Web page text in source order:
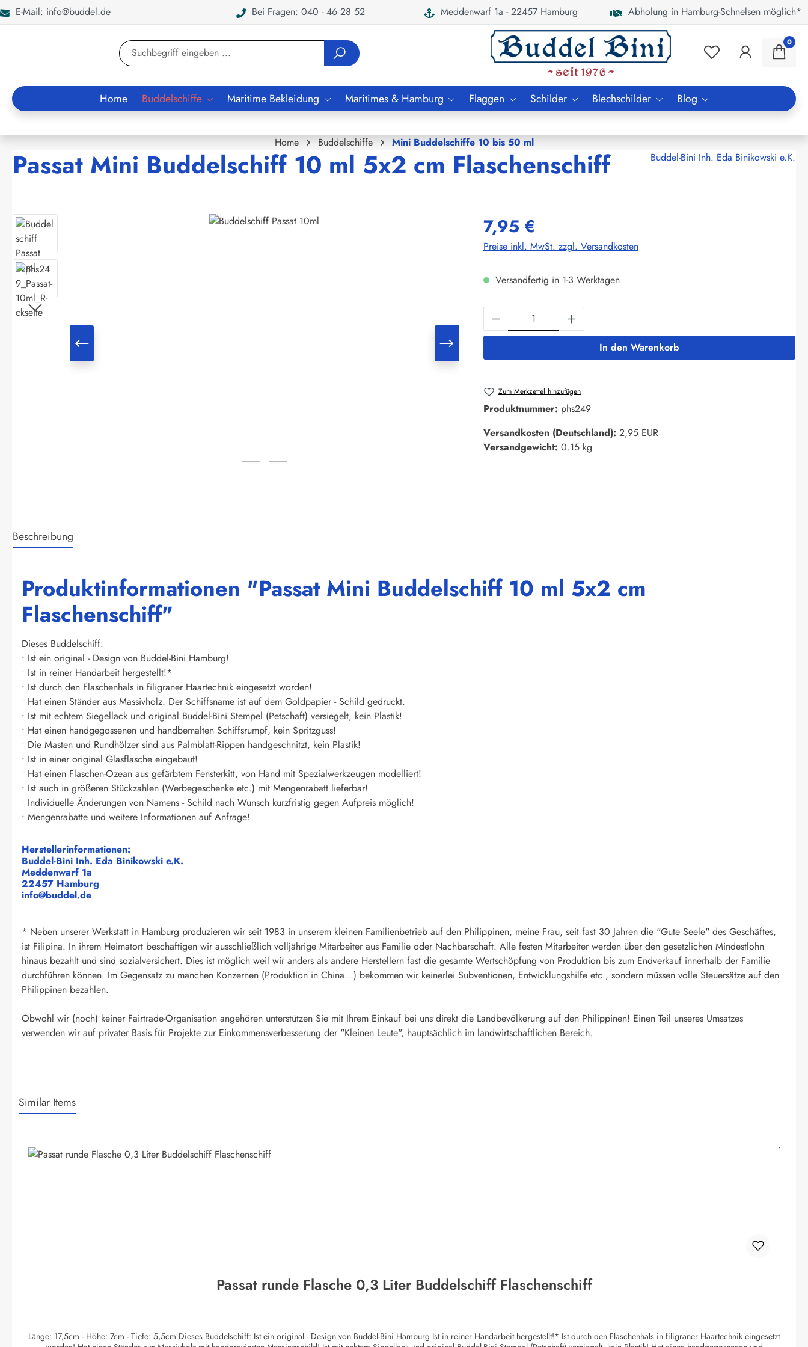
Zur Suche springen
E-Mail: info@buddel.de Bei Fragen: 040 - 46 28 52 Meddenwarf 1a - 22457 Hamburg Abholung in Hamburg-Schnelsen möglich*
0
Home Buddelschiffe Maritime Bekleidung Maritimes & Hamburg Flaggen Schilder Blechschilder Blog
Home Buddelschiffe Mini Buddelschiffe 10 bis 50 ml
Passat Mini Buddelschiff 10 ml 5x2 cm Flaschenschiff Buddel-Bini Inh. Eda Binikowski e.K.
Bildergalerie überspringen 7,95 €
Preise inkl. MwSt. zzgl. Versandkosten
Versandfertig in 1-3 Werktagen
Produkt Anzahl: Gib den gewünschten Wert ein
In den Warenkorb
Zum Merkzettel hinzufügen
Produktnummer: phs249
Versandkosten (Deutschland): 2,95 EUR
Versandgewicht: 0.15 kg
Beschreibung
Produktinformationen "Passat Mini Buddelschiff 10 ml 5x2 cm
Flaschenschiff"
Dieses Buddelschiff:
• Ist ein original - Design von Buddel-Bini Hamburg!
• Ist in reiner Handarbeit hergestellt!*
• Ist durch den Flaschenhals in filigraner Haartechnik eingesetzt worden!
• Hat einen Ständer aus Massivholz. Der Schiffsname ist auf dem Goldpapier - Schild gedruckt.
• Ist mit echtem Siegellack und original Buddel-Bini Stempel (Petschaft) versiegelt, kein Plastik!
• Hat einen handgegossenen und handbemalten Schiffsrumpf, kein Spritzguss!
• Die Masten und Rundhölzer sind aus Palmblatt-Rippen handgeschnitzt, kein Plastik!
• Ist in einer original Glasflasche eingebaut!
• Hat einen Flaschen-Ozean aus gefärbtem Fensterkitt, von Hand mit Spezialwerkzeugen modelliert!
• Ist auch in größeren Stückzahlen (Werbegeschenke etc.) mit Mengenrabatt lieferbar!
• Individuelle Änderungen von Namens - Schild nach Wunsch kurzfristig gegen Aufpreis möglich!
• Mengenrabatte und weitere Informationen auf Anfrage!
Herstellerinformationen:
Buddel-Bini Inh. Eda Binikowski e.K.
Meddenwarf 1a
22457 Hamburg
info@buddel.de
* Neben unserer Werkstatt in Hamburg produzieren wir seit 1983 in unserem kleinen Familienbetrieb auf den Philippinen, meine Frau, seit fast 30 Jahren die "Gute Seele" des Geschäftes,
ist Filipina. In ihrem Heimatort beschäftigen wir ausschließlich volljährige Mitarbeiter aus Familie oder Nachbarschaft. Alle festen Mitarbeiter werden über den gesetzlichen Mindestlohn
hinaus bezahlt und sind sozialversichert. Dies ist möglich weil wir anders als andere Herstellern fast die gesamte Wertschöpfung von Produktion bis zum Endverkauf innerhalb der Familie
durchführen können. Im Gegensatz zu manchen Konzernen (Produktion in China...) bekommen wir keinerlei Subventionen, Entwicklungshilfe etc., sondern müssen volle Steuersätze auf den
Philippinen bezahlen.
Obwohl wir (noch) keiner Fairtrade-Organisation angehören unterstützen Sie mit Ihrem Einkauf bei uns direkt die Landbevölkerung auf den Philippinen! Einen Teil unseres Umsatzes
verwenden wir auf privater Basis für Projekte zur Einkommensverbesserung der "Kleinen Leute", hauptsächlich im landwirtschaftlichen Bereich.
Similar Items
Passat runde Flasche 0,3 Liter Buddelschiff Flaschenschiff
Länge: 17,5cm - Höhe: 7cm - Tiefe: 5,5cm Dieses Buddelschiff: Ist ein original - Design von Buddel-Bini Hamburg Ist in reiner Handarbeit hergestellt!* Ist durch den Flaschenhals in filigraner Haartechnik eingesetzt